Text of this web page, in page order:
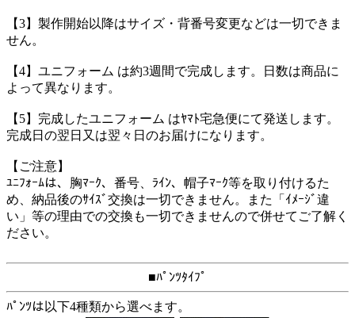
【3】製作開始以降はサイズ・背番号変更などは一切できま
せん。
【4】ユニフォーム は約3週間で完成します。日数は商品に
よって異なります。
【5】完成したユニフォーム はﾔﾏﾄ宅急便にて発送します。
完成日の翌日又は翌々日のお届けになります。
【ご注意】
ﾕﾆﾌｫｰﾑは、胸ﾏｰｸ、番号、ﾗｲﾝ、帽子ﾏｰｸ等を取り付けるた
め、納品後のｻｲｽﾞ交換は一切できません。また「ｲﾒｰｼﾞ違
い」等の理由での交換も一切できませんので併せてご了解く
ださい。
■ﾊﾟﾝﾂﾀｲﾌﾟ
ﾊﾟﾝﾂは以下4種類から選べます。